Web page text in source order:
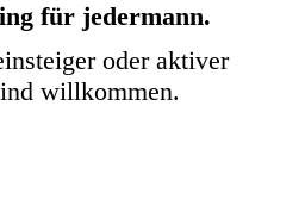
für jedermann.
oder aktiver
willkommen.